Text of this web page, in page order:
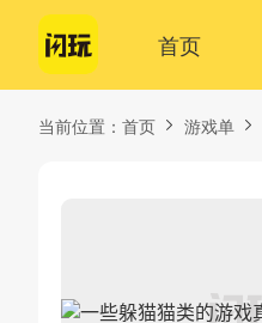
首页
当前位置： 首页 游戏单